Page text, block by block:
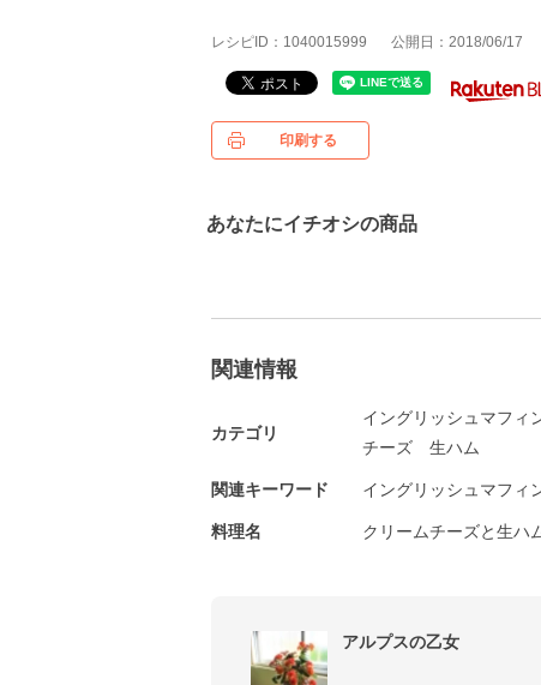
レシピID：1040015999 公開日：2018/06/17
印刷する
あなたにイチオシの商品
関連情報
カテゴリ
イングリッシュマフィ
チーズ
生ハム
関連キーワード イングリッシュマフィ
料理名 クリームチーズと生ハ
アルプスの乙女